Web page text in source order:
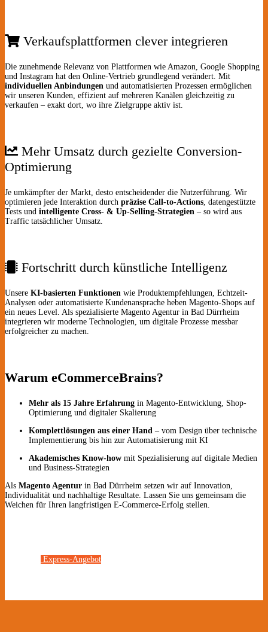
Verkaufsplattformen clever integrieren
Die zunehmende Relevanz von Plattformen wie Amazon, Google Shopping
und Instagram hat den Online-Vertrieb grundlegend verändert. Mit
individuellen Anbindungen und automatisierten Prozessen ermöglichen
wir unseren Kunden, effizient auf mehreren Kanälen gleichzeitig zu
verkaufen – exakt dort, wo ihre Zielgruppe aktiv ist.
Mehr Umsatz durch gezielte Conversion-
Optimierung
Je umkämpfter der Markt, desto entscheidender die Nutzerführung. Wir
optimieren jede Interaktion durch präzise Call-to-Actions , datengestützte
Tests und intelligente Cross- & Up-Selling-Strategien – so wird aus
Traffic tatsächlicher Umsatz.
Fortschritt durch künstliche Intelligenz
Unsere KI-basierten Funktionen wie Produktempfehlungen, Echtzeit-
Analysen oder automatisierte Kundenansprache heben Magento-Shops auf
ein neues Level. Als spezialisierte Magento Agentur in Bad Dürrheim
integrieren wir moderne Technologien, um digitale Prozesse messbar
erfolgreicher zu machen.
Warum eCommerceBrains?
Mehr als 15 Jahre Erfahrung in Magento-Entwicklung, Shop-
Optimierung und digitaler Skalierung
Komplettlösungen aus einer Hand – vom Design über technische
Implementierung bis hin zur Automatisierung mit KI
Akademisches Know-how mit Spezialisierung auf digitale Medien
und Business-Strategien
Als Magento Agentur in Bad Dürrheim setzen wir auf Innovation,
Individualität und nachhaltige Resultate. Lassen Sie uns gemeinsam die
Weichen für Ihren langfristigen E-Commerce-Erfolg stellen.
Express-Angebot